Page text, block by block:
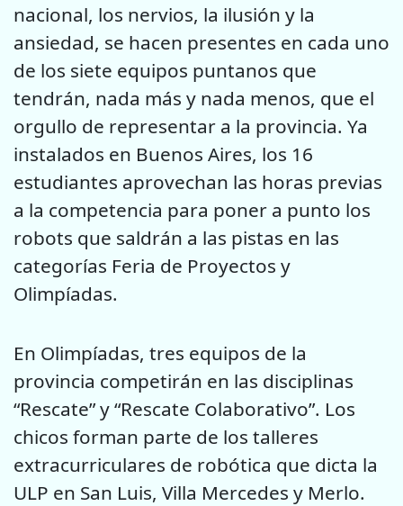
nacional, los nervios, la ilusión y la
ansiedad, se hacen presentes en cada uno
de los siete equipos puntanos que
tendrán, nada más y nada menos, que el
orgullo de representar a la provincia. Ya
instalados en Buenos Aires, los 16
estudiantes aprovechan las horas previas
a la competencia para poner a punto los
robots que saldrán a las pistas en las
categorías Feria de Proyectos y
Olimpíadas.
En Olimpíadas, tres equipos de la
provincia competirán en las disciplinas
“Rescate” y “Rescate Colaborativo”. Los
chicos forman parte de los talleres
extracurriculares de robótica que dicta la
ULP en San Luis, Villa Mercedes y Merlo.